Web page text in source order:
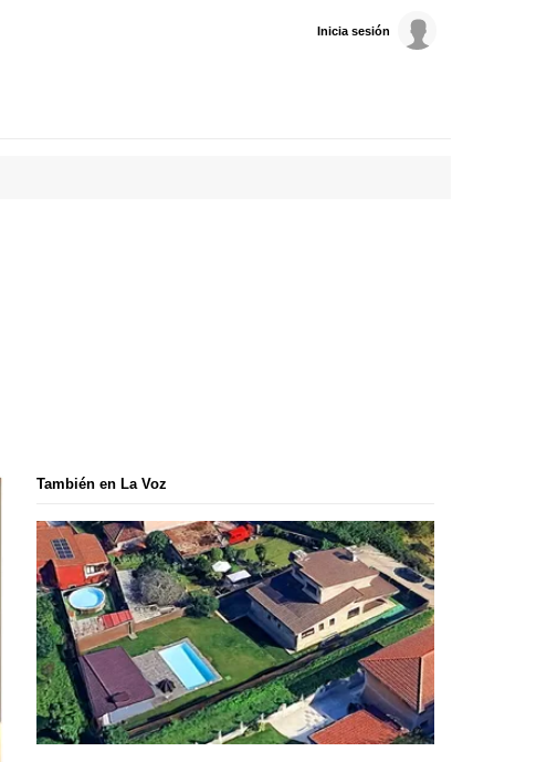
Inicia sesión
También en La Voz